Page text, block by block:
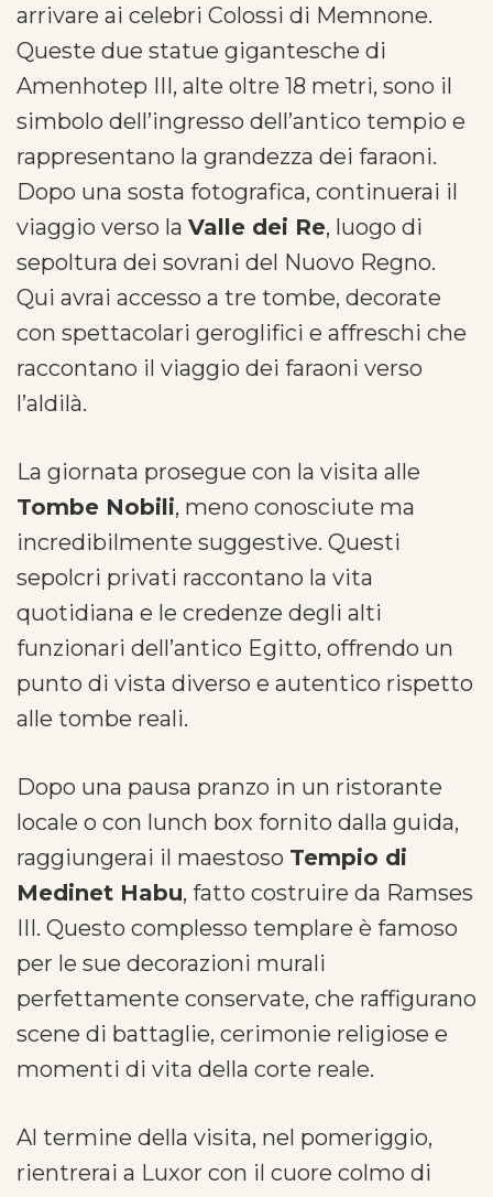
arrivare ai celebri Colossi di Memnone.
Queste due statue gigantesche di
Amenhotep III, alte oltre 18 metri, sono il
simbolo dell’ingresso dell’antico tempio e
rappresentano la grandezza dei faraoni.
Dopo una sosta fotografica, continuerai il
viaggio verso la Valle dei Re, luogo di
sepoltura dei sovrani del Nuovo Regno.
Qui avrai accesso a tre tombe, decorate
con spettacolari geroglifici e affreschi che
raccontano il viaggio dei faraoni verso
l’aldilà.
La giornata prosegue con la visita alle
Tombe Nobili, meno conosciute ma
incredibilmente suggestive. Questi
sepolcri privati raccontano la vita
quotidiana e le credenze degli alti
funzionari dell’antico Egitto, offrendo un
punto di vista diverso e autentico rispetto
alle tombe reali.
Dopo una pausa pranzo in un ristorante
locale o con lunch box fornito dalla guida,
raggiungerai il maestoso Tempio di
Medinet Habu, fatto costruire da Ramses
III. Questo complesso templare è famoso
per le sue decorazioni murali
perfettamente conservate, che raffigurano
scene di battaglie, cerimonie religiose e
momenti di vita della corte reale.
Al termine della visita, nel pomeriggio,
rientrerai a Luxor con il cuore colmo di